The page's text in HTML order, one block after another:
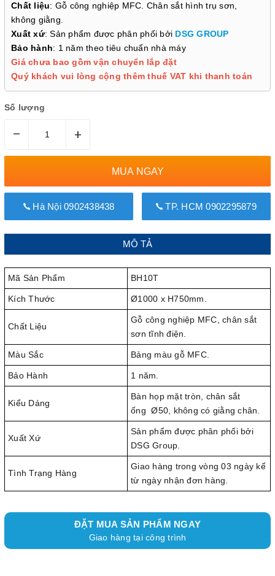
Chất liệu: Gỗ công nghiệp MFC. Chân sắt hình trụ sơn,
không giằng.
Xuất xứ: Sản phẩm được phân phối bởi DSG GROUP
Bảo hành: 1 năm theo tiêu chuẩn nhà máy
Giá chưa bao gồm vận chuyển lắp đặt
Quý khách vui lòng cộng thêm thuế VAT khi thanh toán
Số lượng
– +
MUA NGAY
Hà Nội 0902438438 TP. HCM 0902295879
MÔ TẢ
Mã Sản Phẩm BH10T
Kích Thước Ø1000 x H750mm.
Chất Liệu
Gỗ công nghiệp MFC, chân sắt
sơn tĩnh điện.
Màu Sắc Bảng màu gỗ MFC.
Bảo Hành 1 năm.
Kiểu Dáng
Bàn họp mặt tròn, chân sắt
ống Ø50, không có giằng chân.
Xuất Xứ
Sản phẩm được phân phối bởi
DSG Group.
Tình Trạng Hàng
Giao hàng trong vòng 03 ngày kể
từ ngày nhận đơn hàng.
ĐẶT MUA SẢN PHẨM NGAY
Giao hàng tại công trình